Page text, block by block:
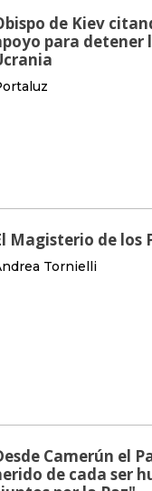
de Kiev
para detener
Magisterio de los
Tornielli
Camerún el
de cada ser